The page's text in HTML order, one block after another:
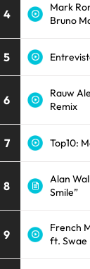
4
Mark
Bruno
5
6
Rauw
Remix
7 Top10:
8
Alan
Smile”
9
French
ft. Swae